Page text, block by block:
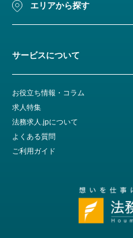
エリアから探す
サービスについて
お役立ち情報・コラム
求人特集
法務求人.jpについて
よくある質問
ご利用ガイド